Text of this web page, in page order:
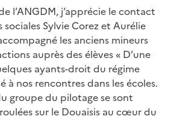
l’ANGDM, j’apprécie le contact
sociales Sylvie Corez et Aurélie
les anciens mineurs
auprès des élèves « D’une
ayants-droit du régime
nos rencontres dans les écoles.
groupe du pilotage se sont
sur le Douaisis au cœur du